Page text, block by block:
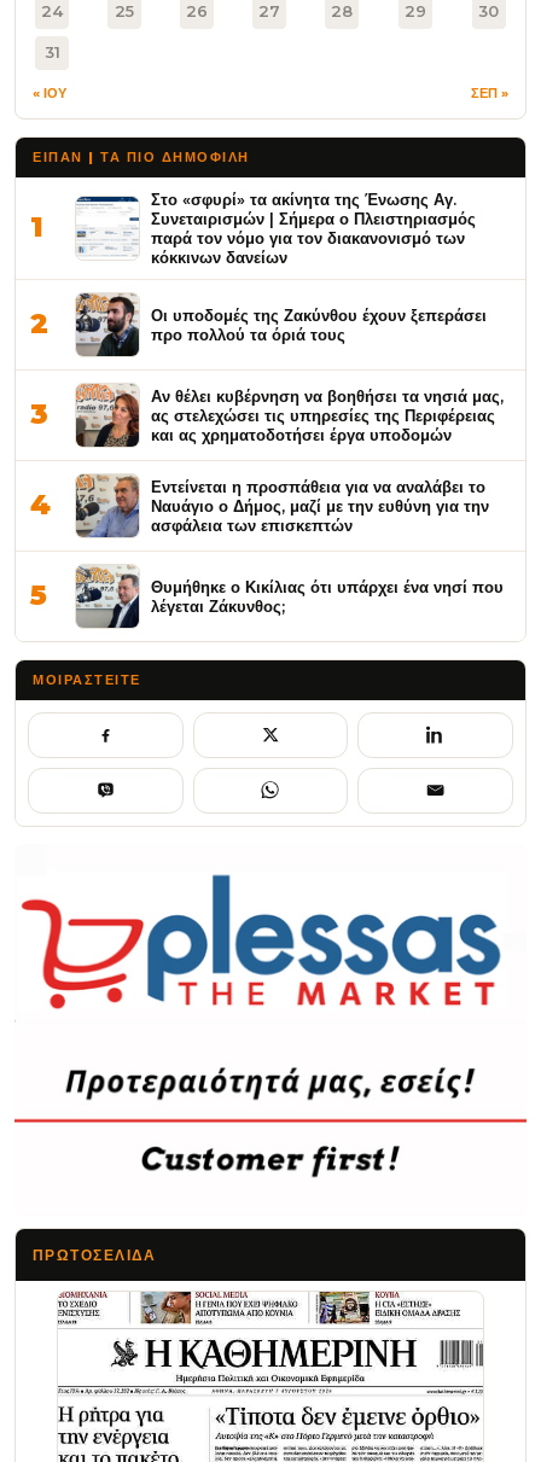
24 25 26 27 28 29 30
31
« ΙΟΥ ΣΕΠ »
ΕΙΠΑΝ | ΤΑ ΠΙΟ ΔΗΜΟΦΙΛΉ
1
Στο «σφυρί» τα ακίνητα της Ένωσης Αγ.
Συνεταιρισμών | Σήμερα ο Πλειστηριασμός
παρά τον νόμο για τον διακανονισμό των
κόκκινων δανείων
2
Οι υποδομές της Ζακύνθου έχουν ξεπεράσει
προ πολλού τα όριά τους
3
Αν θέλει κυβέρνηση να βοηθήσει τα νησιά μας,
ας στελεχώσει τις υπηρεσίες της Περιφέρειας
και ας χρηματοδοτήσει έργα υποδομών
4
Εντείνεται η προσπάθεια για να αναλάβει το
Ναυάγιο ο Δήμος, μαζί με την ευθύνη για την
ασφάλεια των επισκεπτών
5
Θυμήθηκε ο Κικίλιας ότι υπάρχει ένα νησί που
λέγεται Ζάκυνθος;
ΜΟΙΡΑΣΤΕΊΤΕ
ΠΡΩΤΟΣΈΛΙΔΑ